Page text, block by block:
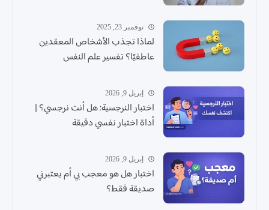
نوفمبر 23, 2025
لماذا تجذب الأشخاص المعقدين
عاطفيًا؟ تفسير علم النفس
إبريل 9, 2026
اختبار النرجسية: هل أنت نرجسي؟ |
أداة اختبار نفسي دقيقة
إبريل 9, 2026
اختبار هل هو معجب بي أم يعتبرني
صديقة فقط؟